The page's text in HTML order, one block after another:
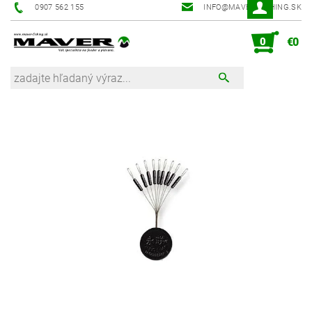
0907 562 155 INFO@MAVER-FISHING.SK
0 €0